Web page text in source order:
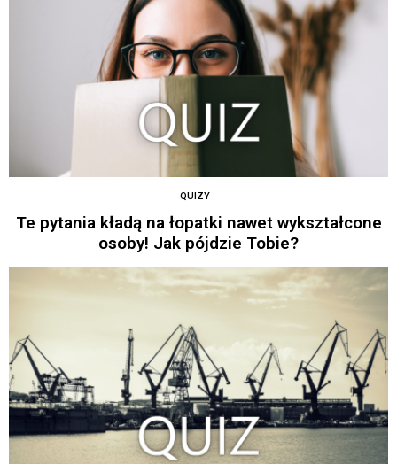
QUIZY
Te pytania kładą na łopatki nawet wykształcone
osoby! Jak pójdzie Tobie?